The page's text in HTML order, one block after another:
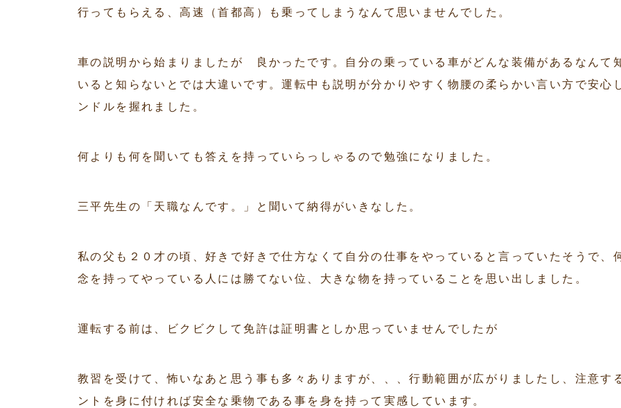
行ってもらえる、高速（首都高）も乗ってしまうなんて思いませんでした。
車の説明から始まりましたが 良かったです。自分の乗っている車がどんな装備があるなんて
いると知らないとでは大違いです。運転中も説明が分かりやすく物腰の柔らかい言い方で安心
ンドルを握れました。
何よりも何を聞いても答えを持っていらっしゃるので勉強になりました。
三平先生の「天職なんです。」と聞いて納得がいきなした。
私の父も２０才の頃、好きで好きで仕方なくて自分の仕事をやっていると言っていたそうで、
念を持ってやっている人には勝てない位、大きな物を持っていることを思い出しました。
運転する前は、ビクビクして免許は証明書としか思っていませんでしたが
教習を受けて、怖いなあと思う事も多々ありますが、、、行動範囲が広がりましたし、注意す
ントを身に付ければ安全な乗物である事を身を持って実感しています。